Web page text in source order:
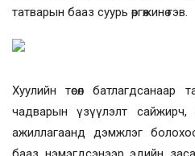
татварын бааз суурь өргөжинө гэв.
Хуулийн төсөл батлагдсанаар
чадварын үзүүлэлт
ажиллагаанд дэмжлэг